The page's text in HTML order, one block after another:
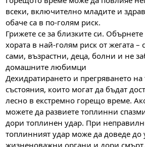
всеки, включително младите и
обаче са в по-голям риск.
Грижете се за близките си.
хората в най-голям риск от жегата
сами, възрастни, деца, болни и не
домашните любимци
Дехидратирането и прегряването на
състояния, които могат да бъдат
лесно в екстремно горещо време.
можете да развиете топлинни
дори топлинен удар. При
топлинният удар може да доведе до
жизненоважни органи и дори смърт.